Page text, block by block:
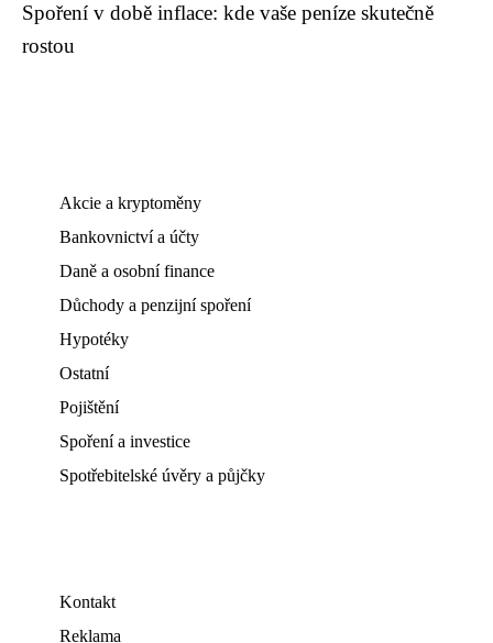
Spoření v době inflace: kde vaše peníze skutečně
rostou
Akcie a kryptoměny
Bankovnictví a účty
Daně a osobní finance
Důchody a penzijní spoření
Hypotéky
Ostatní
Pojištění
Spoření a investice
Spotřebitelské úvěry a půjčky
Kontakt
Reklama